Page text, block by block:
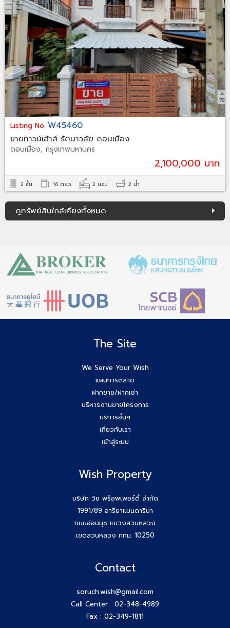
Listing No. W45460
ขายทาวน์เฮ้าส์ รัตนาวลัย ดอนเมือง
ดอนเมือง, กรุงเทพมหานคร
2,100,000 บาท
2 ชั้น 16 ตร.ว. 2 นอน 2 น้ำ
ดูทรัพย์สินใกล้เคียงทั้งหมด
The Site
We Serve Your Wish
แผนการตลาด
ฝากขาย/ฝากเช่า
บริหารงานขายโครงการ
บริการอื่นๆ
เกี่ยวกับเรา
เข้าสู่ระบบ
Wish Property
บริษัท วิช พร็อพเพอร์ตี้ จำกัด
1991/89 อารียาแมนดารีนา
ถนนอ่อนนุช แขวงสวนหลวง
เขตสวนหลวง กทม. 10250
Contact
soruch.wish@gmail.com
Call Center : 02-348-4989
Fax : 02-349-1811